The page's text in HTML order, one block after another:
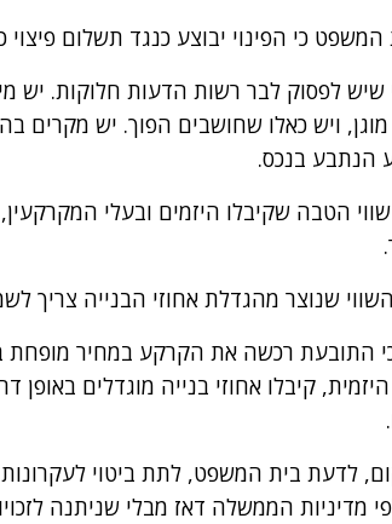
כי הפינוי יבוצע כנגד תשלום פיצוי
שיש לפסוק לבר רשות הדעות חלוקות. יש
ויש כאלו שחושבים הפוך. יש מקרים
הנתבע בנכס.
הטבה שקיבלו היזמים ובעלי המקרקעין,
שנוצר מהגדלת אחוזי הבנייה צריך
התובעת רכשה את הקרקע במחיר מופחת
קיבלו אחוזי בנייה מוגדלים באופן
לדעת בית המשפט, לתת ביטוי
מדיניות הממשלה דאז מבלי שניתנה